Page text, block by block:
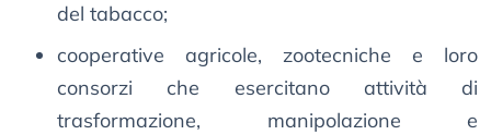
del tabacco;
cooperative agricole, zootecniche e loro
consorzi che esercitano attività di
trasformazione, manipolazione e